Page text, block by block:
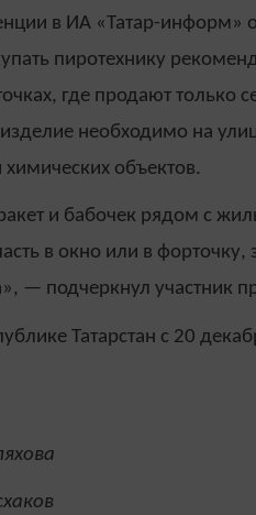
в ИА «Татар-информ»
пиротехнику
где продают
необходимо на
объектов.
и бабочек рядом с
в окно или в
— подчеркнул участник
Татарстан с 20